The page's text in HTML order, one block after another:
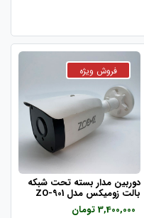
دوربین مدار بسته تحت شبکه
بالت زومیکس مدل ZO-901
3,400,000 تومان